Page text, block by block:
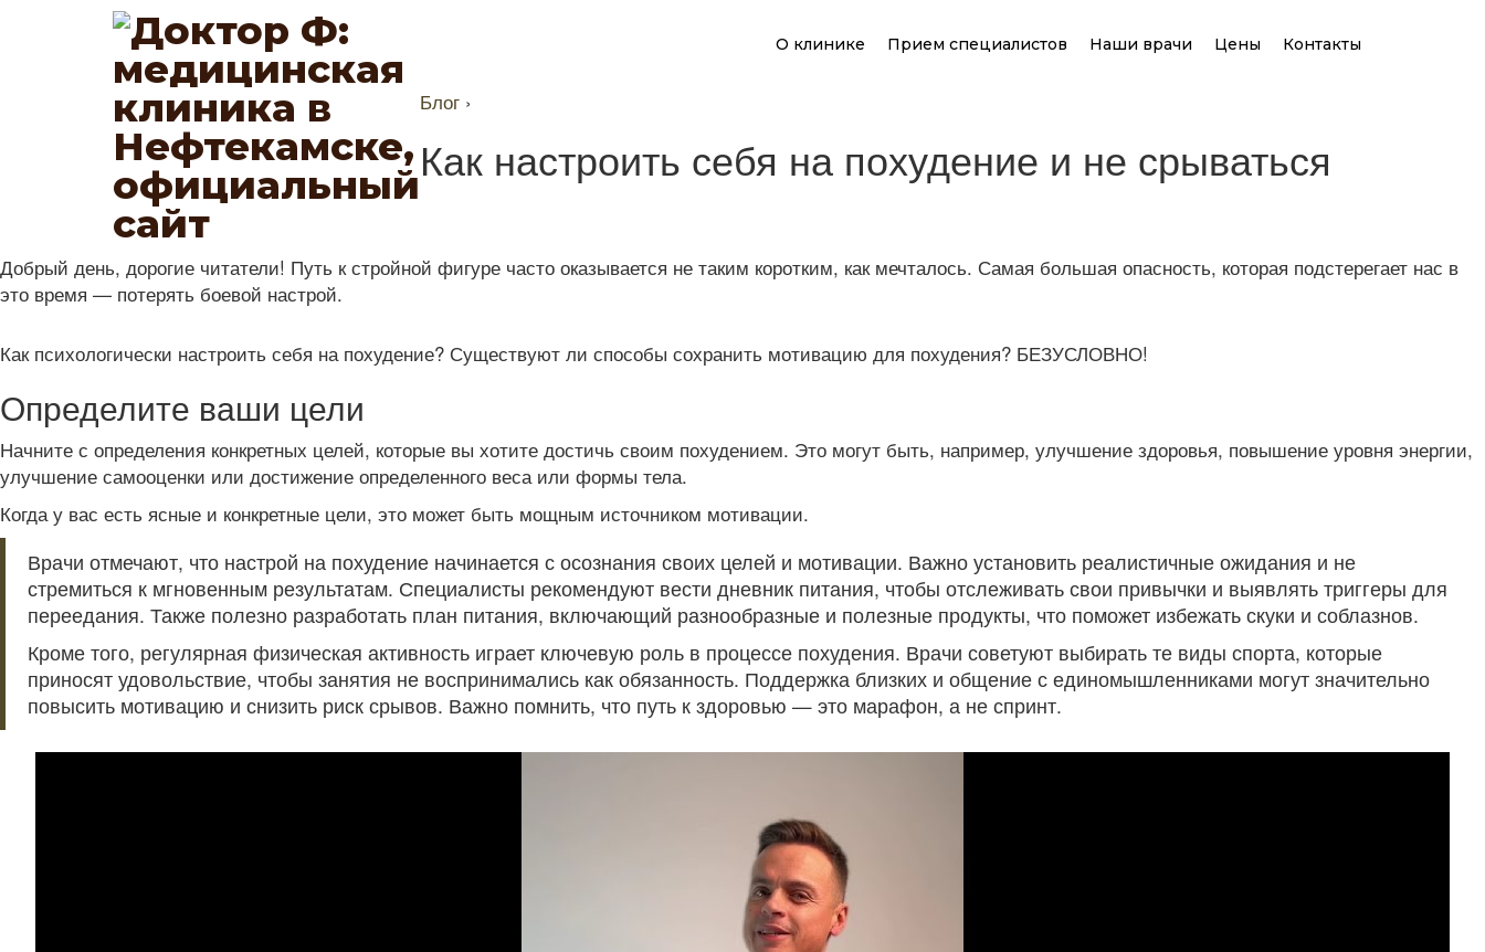
О клинике Прием специалистов Наши врачи Цены Контакты
Блог ›
Как настроить себя на похудение и не срываться
Добрый день, дорогие читатели! Путь к стройной фигуре часто оказывается не таким коротким, как мечталось. Самая большая опасность, которая подстерегает нас в
это время — потерять боевой настрой.
Как психологически настроить себя на похудение? Существуют ли способы сохранить мотивацию для похудения? БЕЗУСЛОВНО!
Определите ваши цели
Начните с определения конкретных целей, которые вы хотите достичь своим похудением. Это могут быть, например, улучшение здоровья, повышение уровня энергии,
улучшение самооценки или достижение определенного веса или формы тела.
Когда у вас есть ясные и конкретные цели, это может быть мощным источником мотивации.
Врачи отмечают, что настрой на похудение начинается с осознания своих целей и мотивации. Важно установить реалистичные ожидания и не
стремиться к мгновенным результатам. Специалисты рекомендуют вести дневник питания, чтобы отслеживать свои привычки и выявлять триггеры для
переедания. Также полезно разработать план питания, включающий разнообразные и полезные продукты, что поможет избежать скуки и соблазнов.
Кроме того, регулярная физическая активность играет ключевую роль в процессе похудения. Врачи советуют выбирать те виды спорта, которые
приносят удовольствие, чтобы занятия не воспринимались как обязанность. Поддержка близких и общение с единомышленниками могут значительно
повысить мотивацию и снизить риск срывов. Важно помнить, что путь к здоровью — это марафон, а не спринт.